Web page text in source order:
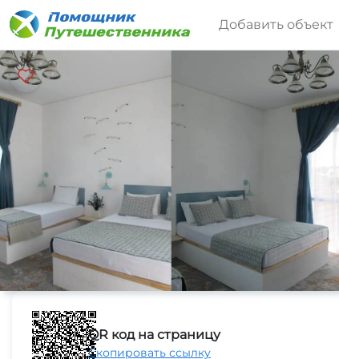
Добавить объект
QR код на страницу
Скопировать ссылку